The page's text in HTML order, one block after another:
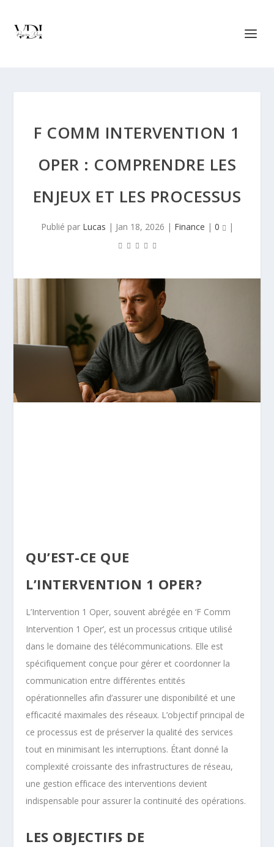
F COMM INTERVENTION 1
OPER : COMPRENDRE LES
ENJEUX ET LES PROCESSUS
Publié par Lucas | Jan 18, 2026 | Finance | 0 |
QU’EST-CE QUE
L’INTERVENTION 1 OPER?
L’Intervention 1 Oper, souvent abrégée en ‘F Comm
Intervention 1 Oper’, est un processus critique utilisé
dans le domaine des télécommunications. Elle est
spécifiquement conçue pour gérer et coordonner la
communication entre différentes entités
opérationnelles afin d’assurer une disponibilité et une
efficacité maximales des réseaux. L’objectif principal de
ce processus est de préserver la qualité des services
tout en minimisant les interruptions. Étant donné la
complexité croissante des infrastructures de réseau,
une gestion efficace des interventions devient
indispensable pour assurer la continuité des opérations.
LES OBJECTIFS DE